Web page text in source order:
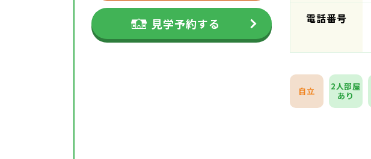
見学予約する 電話番号
自立
2人部屋
あり